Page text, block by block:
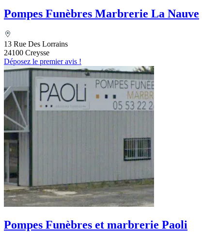
Pompes Funèbres Marbrerie La Nauve
13 Rue Des Lorrains
24100 Creysse
Déposez le premier avis !
Pompes Funèbres et marbrerie Paoli